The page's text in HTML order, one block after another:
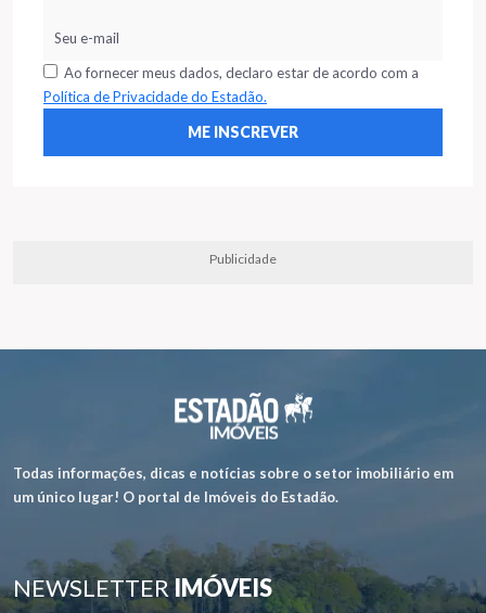
Ao fornecer meus dados, declaro estar de acordo com a
Política de Privacidade do Estadão.
Publicidade
Todas informações, dicas e notícias sobre o setor imobiliário em
um único lugar! O portal de Imóveis do Estadão.
NEWSLETTERIMÓVEIS